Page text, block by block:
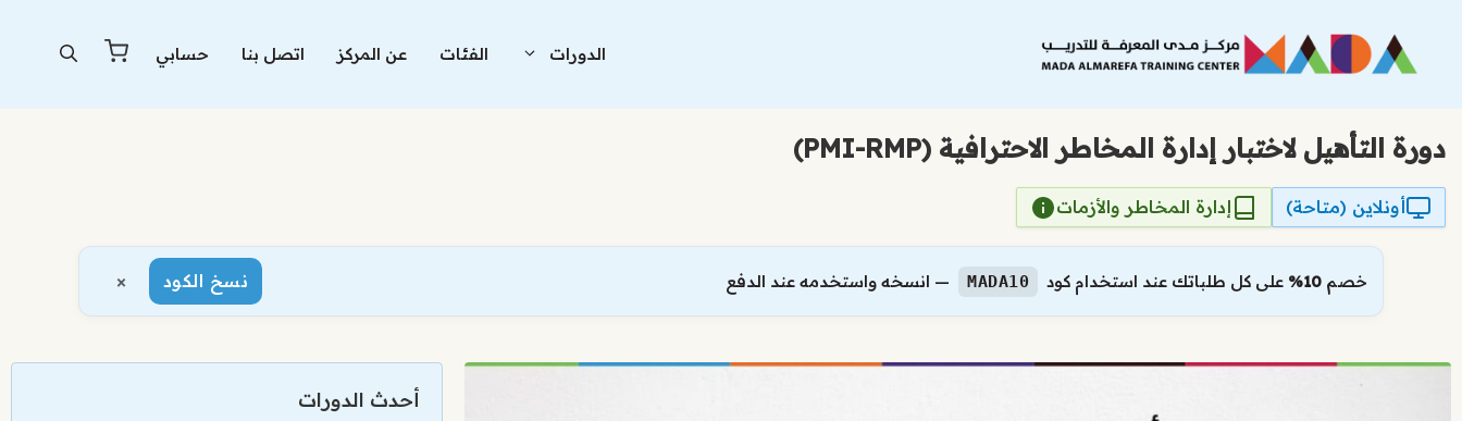
المحتوى
الدورات الفئات عن المركز اتصل بنا حسابي
دورة التأهيل لاختبار إدارة المخاطر الاحترافية (PMI-RMP)
أونلاين (متاحة) إدارة المخاطر والأزمات
خصم 10% على كل طلباتك عند استخدام كود MADA10 — انسخه واستخدمه عند الدفع نسخ الكود ×
أحدث الدورات